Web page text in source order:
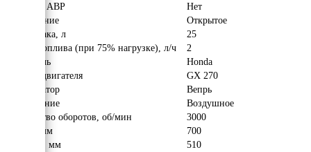
Наличие АВР
Нет
Исполнение
Открытое
Объём бака, л
25
Расход топлива (при 75% нагрузке), л/ч
2
Двигатель
Honda
Модель двигателя
GX 270
Альтернатор
Вепрь
Охлаждение
Воздушное
Количество оборотов, об/мин
3000
Длина, мм
700
Ширина, мм
510